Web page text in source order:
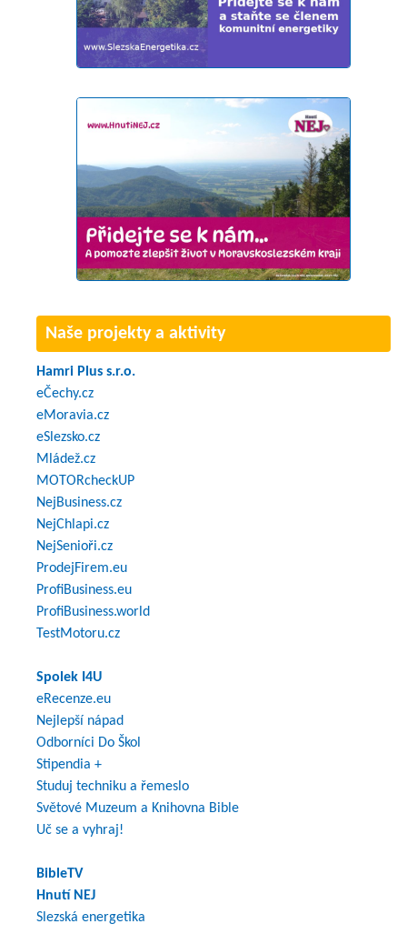
Naše projekty a aktivity
Hamri Plus s.r.o.
eČechy.cz
eMoravia.cz
eSlezsko.cz
Mládež.cz
MOTORcheckUP
NejBusiness.cz
NejChlapi.cz
NejSenioři.cz
ProdejFirem.eu
ProfiBusiness.eu
ProfiBusiness.world
TestMotoru.cz
Spolek I4U
eRecenze.eu
Nejlepší nápad
Odborníci Do Škol
Stipendia +
Studuj techniku a řemeslo
Světové Muzeum a Knihovna Bible
Uč se a vyhraj!
BibleTV
Hnutí NEJ
Slezská energetika